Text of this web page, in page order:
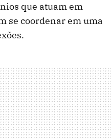
que atuam em
se coordenar em uma